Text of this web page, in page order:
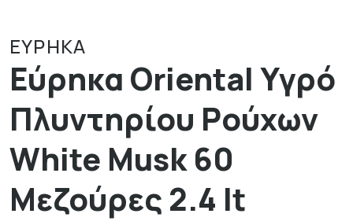
ΕΥΡΗΚΑ
Εύρηκα Oriental Υγρό
Πλυντηρίου Ρούχων
White Musk 60
Μεζούρες 2.4 lt